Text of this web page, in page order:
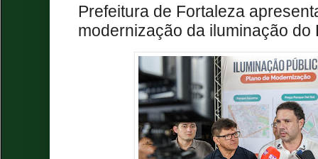
Prefeitura de Fortaleza
modernização da iluminação do